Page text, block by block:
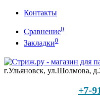
Контакты
Сравнение0
Закладки0
г.Ульяновск, ул.Шолмова,
+7-